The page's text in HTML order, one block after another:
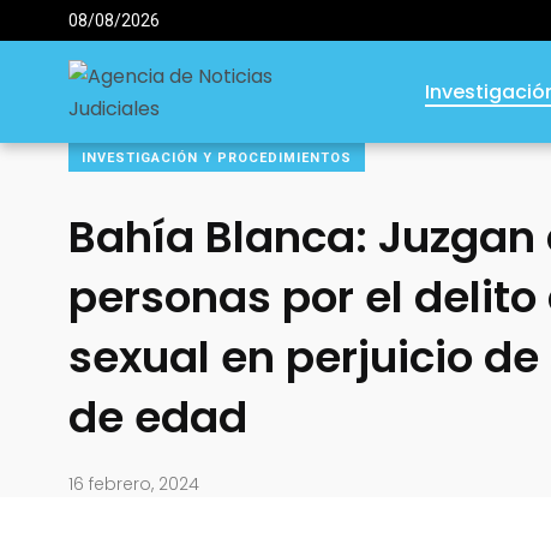
08/08/2026
INVESTIGACIÓN Y PROCEDIMIENTOS
Bahía Blanca: Juzgan
personas por el
sexual en perjuicio
de edad
16 febrero, 2024